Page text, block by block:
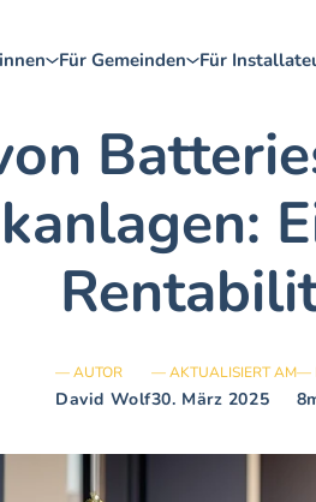
Für Gemeinden Für
— AUTOR
David Wolf
— AKTUALISIERT AM
30. März 2025
—